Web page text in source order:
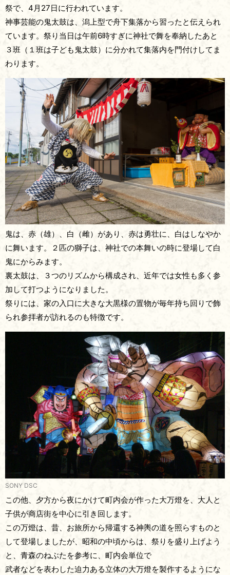
祭で、4月27日に行われています。
神事芸能の鬼太鼓は、潟上型で舟下集落から習ったと伝えられ
ています。祭り当日は午前6時すぎに神社で舞を奉納したあと
３班（１班は子ども鬼太鼓）に分かれて集落内を門付けしてま
わります。
鬼は、赤（雄）、白（雌）があり、赤は勇壮に、白はしなやか
に舞います。２匹の獅子は、神社での本舞いの時に登場して白
鬼にからみます。
裏太鼓は、３つのリズムから構成され、近年では女性も多く参
加して打つようになりました。
祭りには、家の入口に大きな大黒様の置物が毎年持ち回りで飾
られ参拝者が訪れるのも特徴です。
SONY DSC
この他、夕方から夜にかけて町内会が作った大万燈を、大人と
子供が商店街を中心に引き回します。
この万燈は、昔、お旅所から帰還する神輿の道を照らすものと
して登場しましたが、昭和の中頃からは、祭りを盛り上げよう
と、青森のねぶたを参考に、町内会単位で
武者などを表わした迫力ある立体の大万燈を製作するようにな